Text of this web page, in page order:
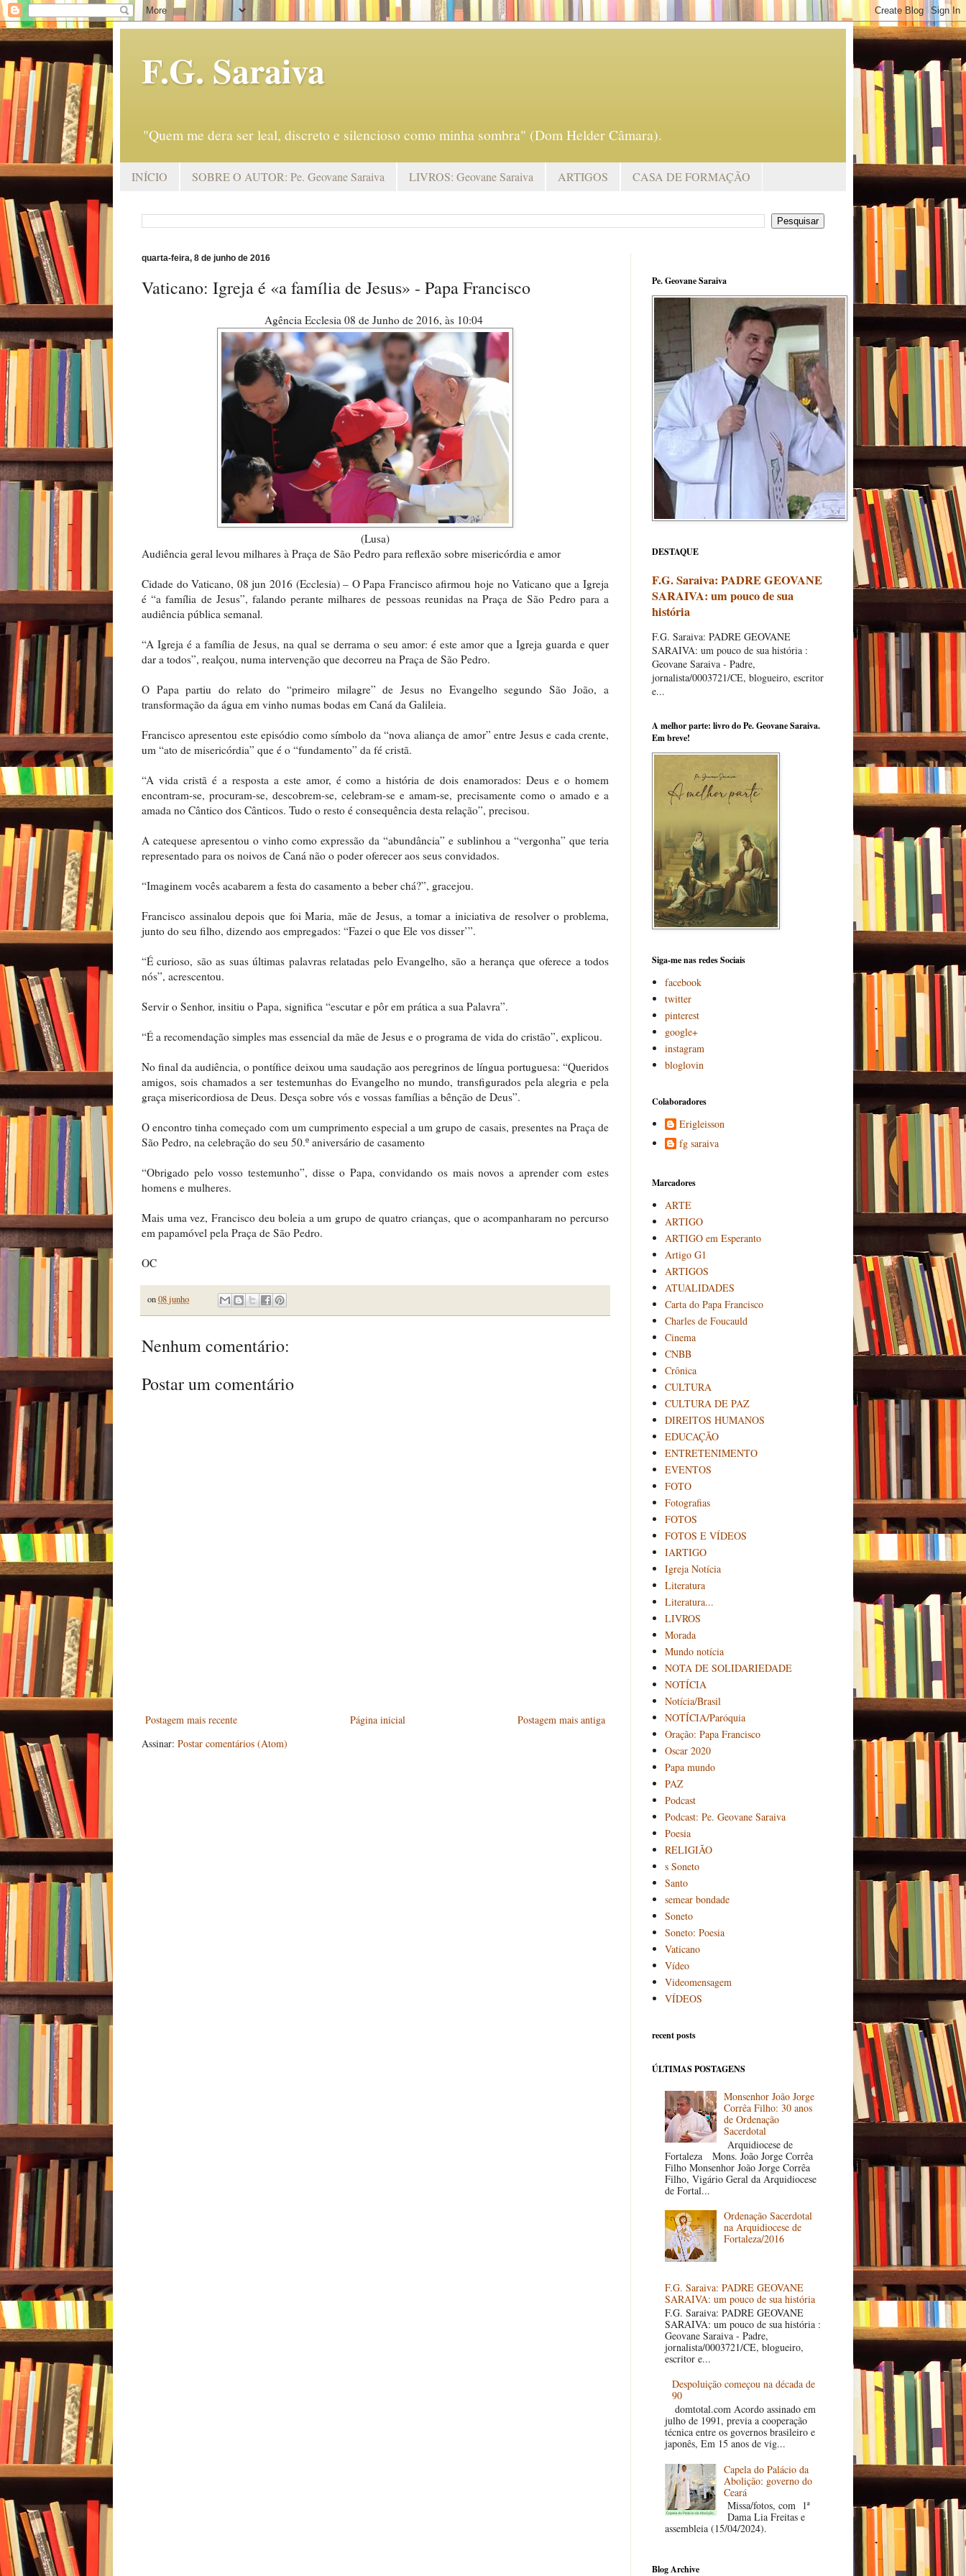
F.G. Saraiva
"Quem me dera ser leal, discreto e silencioso como minha sombra" (Dom Helder Câmara).
INÍCIO SOBRE O AUTOR: Pe. Geovane Saraiva LIVROS: Geovane Saraiva ARTIGOS CASA DE FORMAÇÃO
quarta-feira, 8 de junho de 2016
Vaticano: Igreja é «a família de Jesus» - Papa Francisco
Agência Ecclesia 08 de Junho de 2016, às 10:04
(Lusa)
Audiência geral levou milhares à Praça de São Pedro para reflexão sobre misericórdia e amor
Cidade do Vaticano, 08 jun 2016 (Ecclesia) – O Papa Francisco afirmou hoje no Vaticano que a Igreja
é “a família de Jesus”, falando perante milhares de pessoas reunidas na Praça de São Pedro para a
audiência pública semanal.
“A Igreja é a família de Jesus, na qual se derrama o seu amor: é este amor que a Igreja guarda e quer
dar a todos”, realçou, numa intervenção que decorreu na Praça de São Pedro.
O Papa partiu do relato do “primeiro milagre” de Jesus no Evangelho segundo São João, a
transformação da água em vinho numas bodas em Caná da Galileia.
Francisco apresentou este episódio como símbolo da “nova aliança de amor” entre Jesus e cada crente,
um “ato de misericórdia” que é o “fundamento” da fé cristã.
“A vida cristã é a resposta a este amor, é como a história de dois enamorados: Deus e o homem
encontram-se, procuram-se, descobrem-se, celebram-se e amam-se, precisamente como o amado e a
amada no Cântico dos Cânticos. Tudo o resto é consequência desta relação”, precisou.
A catequese apresentou o vinho como expressão da “abundância” e sublinhou a “vergonha” que teria
representado para os noivos de Caná não o poder oferecer aos seus convidados.
“Imaginem vocês acabarem a festa do casamento a beber chá?”, gracejou.
Francisco assinalou depois que foi Maria, mãe de Jesus, a tomar a iniciativa de resolver o problema,
junto do seu filho, dizendo aos empregados: “Fazei o que Ele vos disser’”.
“É curioso, são as suas últimas palavras relatadas pelo Evangelho, são a herança que oferece a todos
nós”, acrescentou.
Servir o Senhor, insitiu o Papa, significa “escutar e pôr em prática a sua Palavra”.
“É a recomendação simples mas essencial da mãe de Jesus e o programa de vida do cristão”, explicou.
No final da audiência, o pontífice deixou uma saudação aos peregrinos de língua portuguesa: “Queridos
amigos, sois chamados a ser testemunhas do Evangelho no mundo, transfigurados pela alegria e pela
graça misericordiosa de Deus. Desça sobre vós e vossas famílias a bênção de Deus”.
O encontro tinha começado com um cumprimento especial a um grupo de casais, presentes na Praça de
São Pedro, na celebração do seu 50.º aniversário de casamento
“Obrigado pelo vosso testemunho”, disse o Papa, convidando os mais novos a aprender com estes
homens e mulheres.
Mais uma vez, Francisco deu boleia a um grupo de quatro crianças, que o acompanharam no percurso
em papamóvel pela Praça de São Pedro.
OC
on08 junho
Nenhum comentário:
Postar um comentário
Postagem mais recente Postagem mais antiga
Página inicial
Assinar: Postar comentários (Atom)
Pe. Geovane Saraiva
DESTAQUE
F.G. Saraiva: PADRE GEOVANE
SARAIVA: um pouco de sua
história
F.G. Saraiva: PADRE GEOVANE
SARAIVA: um pouco de sua história :
Geovane Saraiva - Padre,
jornalista/0003721/CE, blogueiro, escritor
e...
A melhor parte: livro do Pe. Geovane Saraiva.
Em breve!
Siga-me nas redes Sociais
facebook
twitter
pinterest
google+
instagram
bloglovin
Colaboradores
Erigleisson
fg saraiva
Marcadores
ARTE
ARTIGO
ARTIGO em Esperanto
Artigo G1
ARTIGOS
ATUALIDADES
Carta do Papa Francisco
Charles de Foucauld
Cinema
CNBB
Crônica
CULTURA
CULTURA DE PAZ
DIREITOS HUMANOS
EDUCAÇÃO
ENTRETENIMENTO
EVENTOS
FOTO
Fotografias
FOTOS
FOTOS E VÍDEOS
IARTIGO
Igreja Notícia
Literatura
Literatura...
LIVROS
Morada
Mundo notícia
NOTA DE SOLIDARIEDADE
NOTÍCIA
Notícia/Brasil
NOTÍCIA/Paróquia
Oração: Papa Francisco
Oscar 2020
Papa mundo
PAZ
Podcast
Podcast: Pe. Geovane Saraiva
Poesia
RELIGIÃO
s Soneto
Santo
semear bondade
Soneto
Soneto: Poesia
Vaticano
Vídeo
Videomensagem
VÍDEOS
recent posts
ÚLTIMAS POSTAGENS
Monsenhor João Jorge
Corrêa Filho: 30 anos
de Ordenação
Sacerdotal
Arquidiocese de
Fortaleza Mons. João Jorge Corrêa
Filho Monsenhor João Jorge Corrêa
Filho, Vigário Geral da Arquidiocese
de Fortal...
Ordenação Sacerdotal
na Arquidiocese de
Fortaleza/2016
F.G. Saraiva: PADRE GEOVANE
SARAIVA: um pouco de sua história
F.G. Saraiva: PADRE GEOVANE
SARAIVA: um pouco de sua história :
Geovane Saraiva - Padre,
jornalista/0003721/CE, blogueiro,
escritor e...
Despoluição começou na década de
90
domtotal.com Acordo assinado em
julho de 1991, previa a cooperação
técnica entre os governos brasileiro e
japonês, Em 15 anos de vig...
Capela do Palácio da
Abolição: governo do
Ceará
Missa/fotos, com 1ª
Dama Lia Freitas e
assembleia (15/04/2024).
Blog Archive